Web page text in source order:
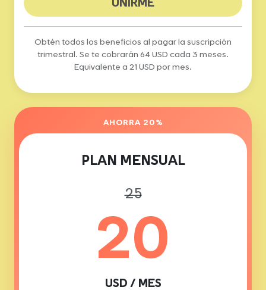
UNIRME
Obtén todos los beneficios al pagar la suscripción
trimestral. Se te cobrarán 64 USD cada 3 meses.
Equivalente a 21 USD por mes.
AHORRA 20%
PLAN MENSUAL
25
20
USD / MES